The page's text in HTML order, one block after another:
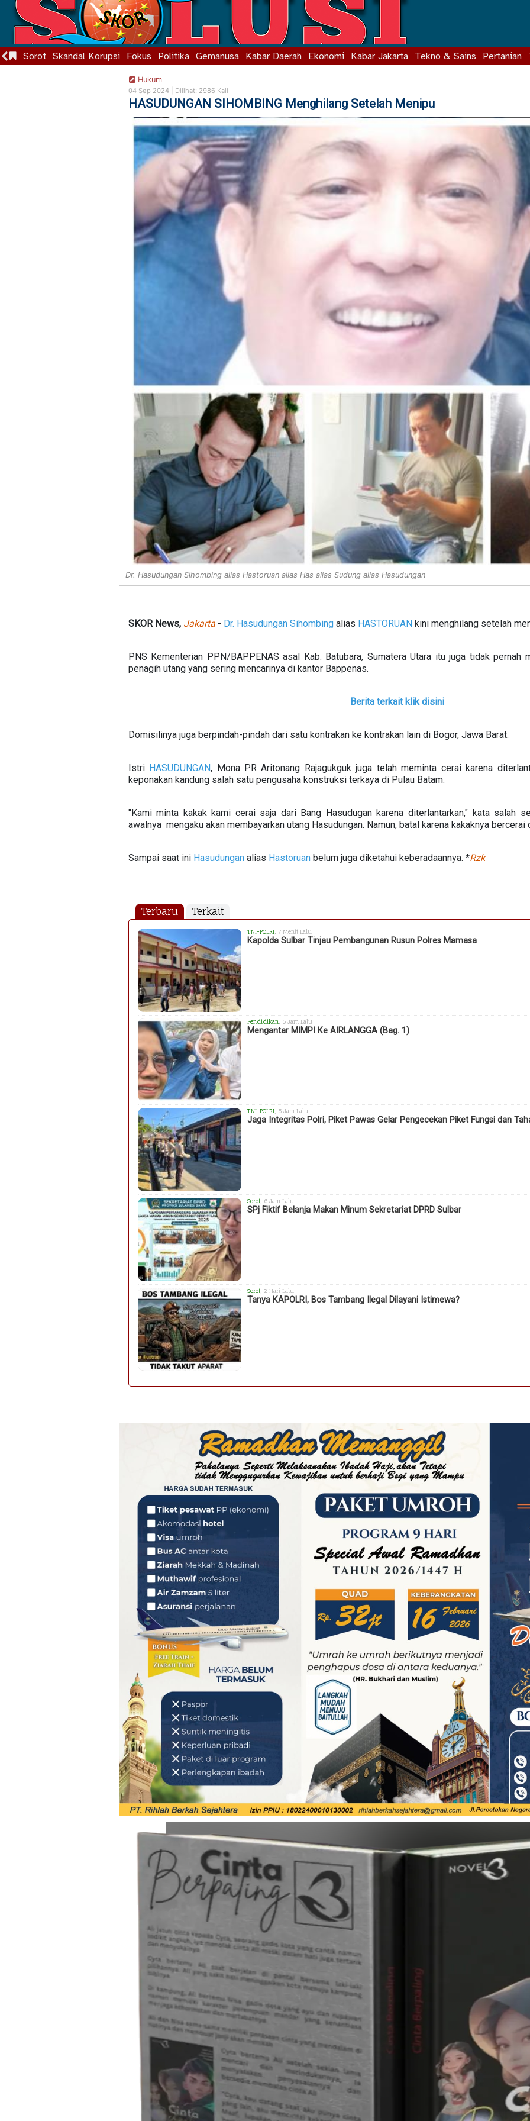
Sorot Skandal Korupsi Fokus Politika Gemanusa Kabar Daerah Ekonomi Kabar Jakarta Tekno & Sains Pertanian
Hukum
04 Sep 2024 | Dilihat: 2986 Kali
HASUDUNGAN SIHOMBING Menghilang Setelah Menipu
Dr. Hasudungan Sihombing alias Hastoruan alias Has alias Sudung alias Hasudungan
SKOR News, Jakarta- Dr. Hasudungan Sihombingalias HASTORUAN kini menghilang setelah
PNS Kementerian PPN/BAPPENAS asal Kab. Batubara, Sumatera Utara itu juga tidak pernah
penagih utang yang sering mencarinya di kantor Bappenas.
Berita terkait klik disini
Domisilinya juga berpindah-pindah dari satu kontrakan ke kontrakan lain di Bogor, Jawa Barat.
Istri HASUDUNGAN, Mona PR Aritonang Rajagukguk juga telah meminta cerai karena
keponakan kandung salah satu pengusaha konstruksi terkaya di Pulau Batam.
"Kami minta kakak kami cerai saja dari Bang Hasudugan karena diterlantarkan," kata salah
awalnya mengaku akan membayarkan utang Hasudungan. Namun, batal karena kakaknya bercerai
Sampai saat ini Hasudunganalias Hastoruanbelum juga diketahui keberadaannya. *Rzk
Terbaru Terkait
TNI-POLRI , 7 Menit Lalu
Kapolda Sulbar Tinjau Pembangunan Rusun Polres Mamasa
Pendidikan , 5 Jam Lalu
Mengantar MIMPI Ke AIRLANGGA (Bag. 1)
TNI-POLRI, 5 Jam Lalu
Jaga Integritas Polri, Piket Pawas Gelar Pengecekan Piket Fungsi dan
Sorot , 6 Jam Lalu
SPj Fiktif Belanja Makan Minum Sekretariat DPRD Sulbar
Sorot , 2 Hari Lalu
Tanya KAPOLRI, Bos Tambang Ilegal Dilayani Istimewa?